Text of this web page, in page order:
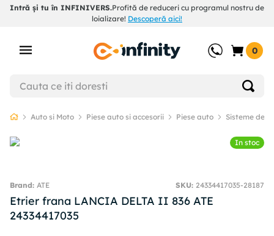
Intră și tu în INFINIVERS.Profită de reduceri cu programul nostru de
loializare! Descoperă aici!
0
Auto si Moto Piese auto si accesorii Piese auto Sisteme de
In stoc
ATE SKU: 24334417035-28187
Etrier frana LANCIA DELTA II 836 ATE
24334417035